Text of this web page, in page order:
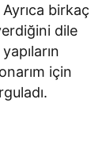
birkaç
dile
için